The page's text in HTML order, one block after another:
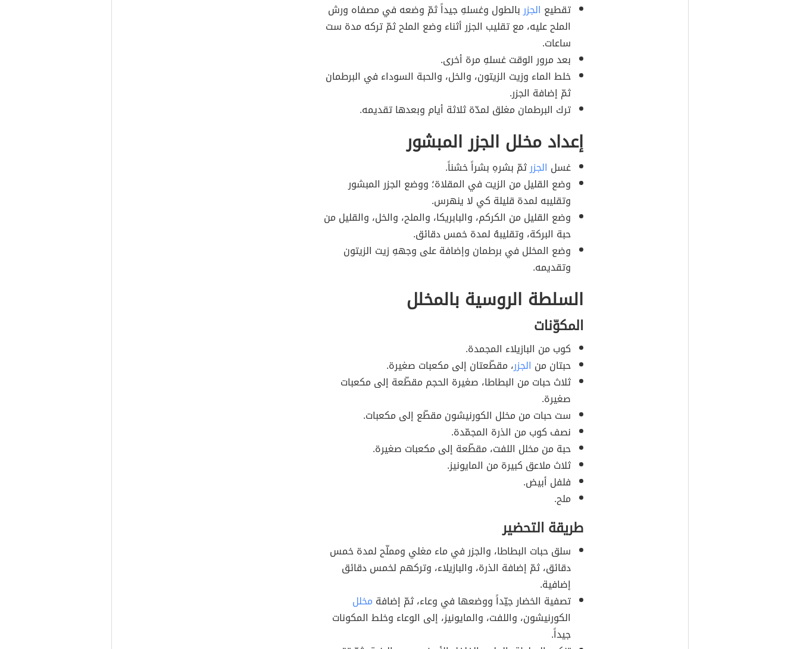
تقطيع الجزربالطول وغسلهِ جيداً ثمّ وضعه في مصفاه ورش
الملح عليه، مع تقليب الجزر أثناء وضع الملح ثمّ تركه مدة ست
ساعات.
بعد مرور الوقت غسلهِ مرة أخرى.
خلط الماء وزيت الزيتون، والخل، والحبة السوداء في البرطمان
ثمّ إضافة الجزر.
ترك البرطمان مغلق لمدّة ثلاثة أيام وبعدها تقديمه.
إعداد مخلل الجزر المبشور
غسل الجزرثمّ بشرهِ بشراً خشناً.
وضع القليل من الزيت في المقلاة؛ ووضع الجزر المبشور
وتقليبه لمدة قليلة كي لا ينهرس.
وضع القليل من الكركم، والبابريكا، والملح، والخل، والقليل من
حبة البركة، وتقليبهُ لمدة خمس دقائق.
وضع المخلل في برطمان وإضافة على وجههِ زيت الزيتون
وتقديمه.
السلطة الروسية بالمخلل
المكوّنات
كوب من البازيلاء المجمدة.
حبتان من الجزر، مقطّعتان إلى مكعبات صغيرة.
ثلاث حبات من البطاطا، صغيرة الحجم مقطّعة إلى مكعبات
صغيرة.
ست حبات من مخلل الكورنيشون مقطّع إلى مكعبات.
نصف كوب من الذرة المجمّدة.
حبة من مخلل اللفت، مقطّعة إلى مكعبات صغيرة.
ثلاث ملاعق كبيرة من المايونيز.
فلفل أبيض.
ملح.
طريقة التحضير
سلق حبات البطاطا، والجزر في ماء مغلي ومملّح لمدة خمس
دقائق، ثمّ إضافة الذرة، والبازيلاء، وتركهم لخمس دقائق
إضافية.
تصفية الخضار جيّداً ووضعها في وعاء، ثمّ إضافة مخلل
الكورنيشون، واللفت، والمايونيز، إلى الوعاء وخلط المكونات
جيداً.